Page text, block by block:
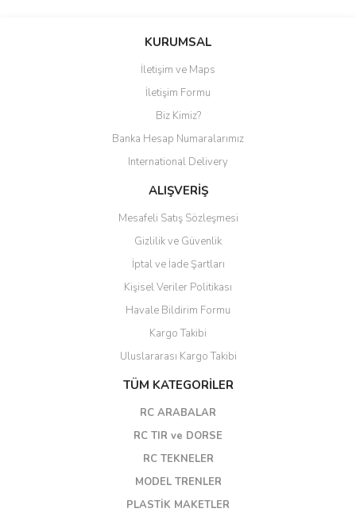
Bu ürüne ilk yorumu siz yapın!
Yorum Yaz
KURUMSAL
İletişim ve Maps
İletişim Formu
Biz Kimiz?
Banka Hesap Numaralarımız
International Delivery
ALIŞVERİŞ
Mesafeli Satış Sözleşmesi
Gizlilik ve Güvenlik
İptal ve İade Şartları
Kişisel Veriler Politikası
Havale Bildirim Formu
Kargo Takibi
Uluslararası Kargo Takibi
TÜM KATEGORİLER
RC ARABALAR
RC TIR ve DORSE
RC TEKNELER
MODEL TRENLER
PLASTİK MAKETLER